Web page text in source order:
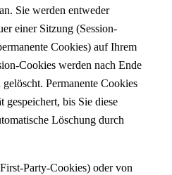
Sie werden entweder
einer Sitzung (Session-
Cookies) auf Ihrem
Cookies werden nach Ende
Permanente Cookies
gespeichert, bis Sie diese
Löschung durch
Party-Cookies) oder von